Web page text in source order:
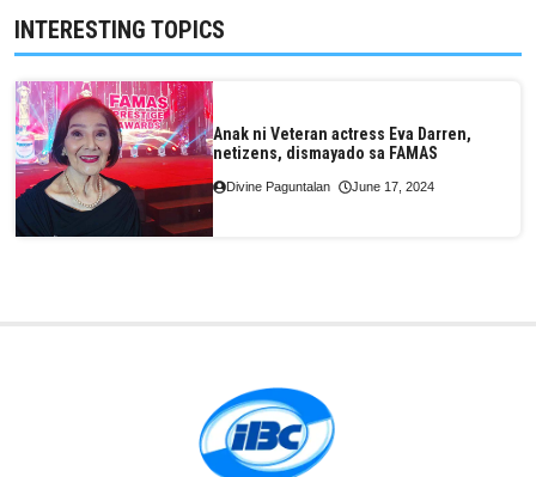
INTERESTING TOPICS
Anak ni Veteran actress Eva Darren,
netizens, dismayado sa FAMAS
Divine Paguntalan June 17, 2024